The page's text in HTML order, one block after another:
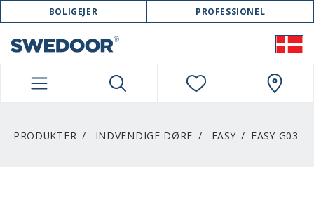
SWEDOOR NAVIGATION
BOLIGEJER PROFESSIONEL
PRODUKTER INDVENDIGE DØRE EASY EASY G03